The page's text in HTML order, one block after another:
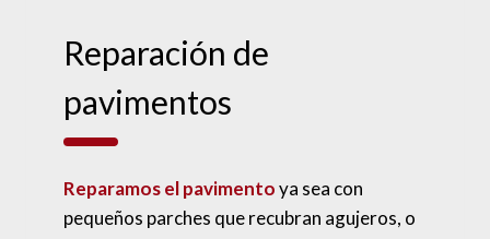
Reparación de
pavimentos
Reparamos el pavimentoya sea con
pequeños parches que recubran agujeros, o